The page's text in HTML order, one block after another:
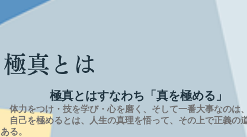
極真とは
極真とはすなわち「真を極める」
体力をつけ・技を学び・心を磨く、そして一番大事なのは
自己を極めるとは、
人生の真理を悟って、その上で正義の
ある。